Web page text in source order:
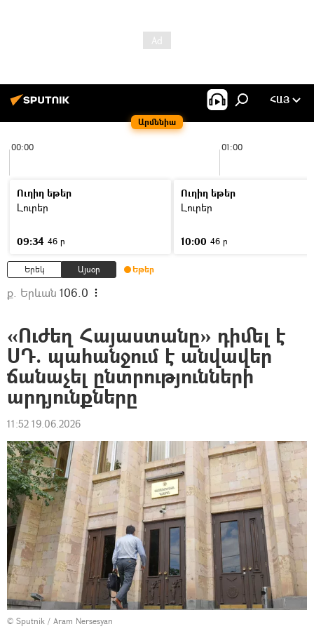
Արմենիա
ՀԱՅ
00:00 01:00
Ուղիղ եթեր
Լուրեր
09:34 46 ր
Ուղիղ եթեր
Լուրեր
10:00 46 ր
Երեկ Այսօր Եթեր
ք. Երևան 106.0
«Ուժեղ Հայաստանը» դիմել է
ՍԴ. պահանջում է անվավեր
ճանաչել ընտրությունների
արդյունքները
11:52 19.06.2026
© Sputnik / Aram Nersesyan